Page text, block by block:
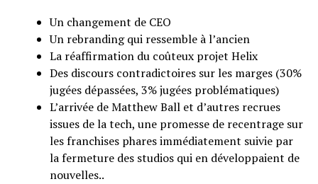
Un changement de CEO
Un rebranding qui ressemble à l’ancien
La réaffirmation du coûteux projet Helix
Des discours contradictoires sur les marges (30%
jugées dépassées, 3% jugées problématiques)
L’arrivée de Matthew Ball et d’autres recrues
issues de la tech, une promesse de recentrage sur
les franchises phares immédiatement suivie par
la fermeture des studios qui en développaient de
nouvelles..